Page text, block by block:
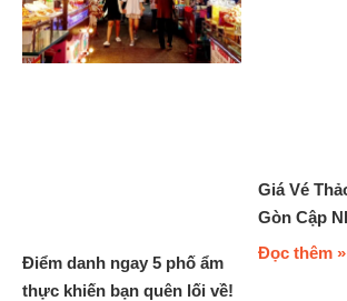
Điểm danh ngay 5 phố ẩm
thực khiến bạn quên lối về!
Giá Vé
Gòn Cập
Đọc thêm »